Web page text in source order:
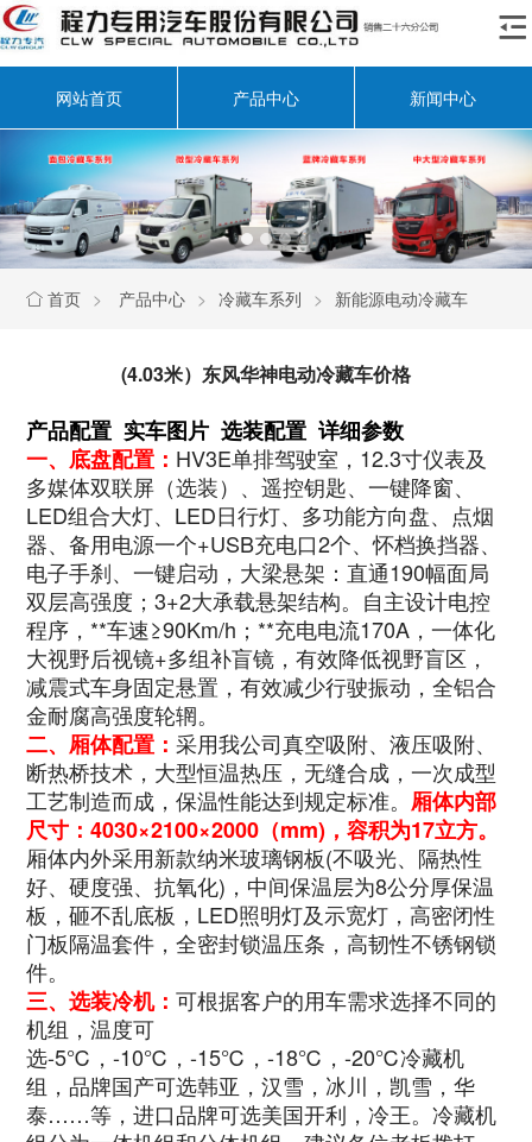

网站首页 产品中心 新闻中心
 首页 > 产品中心 > 冷藏车系列 > 新能源电动冷藏车
(4.03米）东风华神电动冷藏车价格
产品配置 实车图片 选装配置 详细参数
一、底盘配置： HV3E单排驾驶室，12.3寸仪表及
多媒体双联屏（选装）、遥控钥匙、一键降窗、
LED组合大灯、LED日行灯、多功能方向盘、点烟
器、备用电源一个+USB充电口2个、怀档换挡器、
电子手刹、一键启动，大梁悬架：直通190幅面局
双层高强度；3+2大承载悬架结构。自主设计电控
程序，**车速≥90Km/h；**充电电流170A，一体化
大视野后视镜+多组补盲镜，有效降低视野盲区，
减震式车身固定悬置，有效减少行驶振动，全铝合
金耐腐高强度轮辋。
二、厢体配置：采用我公司真空吸附、液压吸附、
断热桥技术，大型恒温热压，无缝合成，一次成型
工艺制造而成，保温性能达到规定标准。厢体内部
尺寸：4030×2100×2000 （mm)，容积为17立方。
厢体内外采用新款纳米玻璃钢板(不吸光、隔热性
好、硬度强、抗氧化)，中间保温层为8公分厚保温
板，砸不乱底板，LED照明灯及示宽灯，高密闭性
门板隔温套件，全密封锁温压条，高韧性不锈钢锁
件。
三、选装冷机：可根据客户的用车需求选择不同的
机组，温度可
选-5℃，-10℃，-15℃，-18℃，-20℃冷藏机
组，品牌国产可选韩亚，汉雪，冰川，凯雪，华
泰……等，进口品牌可选美国开利，冷王。冷藏机